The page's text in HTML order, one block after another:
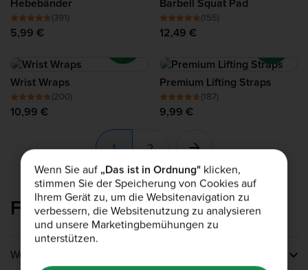
(391)
5,99 €
(155)
12,49 €
Wrist Wraps
(200)
10,99 €
Premium Lifting Straps
(187)
9,99 €
1 2
FAQS Sportutensilien
Welche Sportutensilien sind bei Bulk erhältlich?
Wenn Sie auf „Das ist in Ordnung" klicken,
stimmen Sie der Speicherung von Cookies auf
Ihrem Gerät zu, um die Websitenavigation zu
verbessern, die Websitenutzung zu analysieren
und unsere Marketingbemühungen zu
unterstützen.